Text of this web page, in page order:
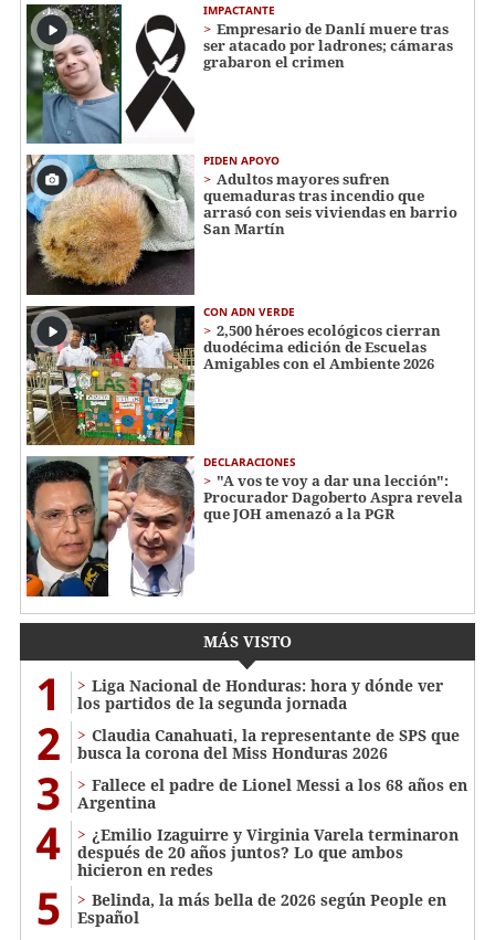
IMPACTANTE
Empresario de Danlí muere tras
ser atacado por ladrones; cámaras
grabaron el crimen
PIDEN APOYO
Adultos mayores sufren
quemaduras tras incendio que
arrasó con seis viviendas en barrio
San Martín
CON ADN VERDE
2,500 héroes ecológicos cierran
duodécima edición de Escuelas
Amigables con el Ambiente 2026
DECLARACIONES
"A vos te voy a dar una lección":
Procurador Dagoberto Aspra revela
que JOH amenazó a la PGR
MÁS VISTO
1
Liga Nacional de Honduras: hora y dónde ver
los partidos de la segunda jornada
2
Claudia Canahuati, la representante de SPS que
busca la corona del Miss Honduras 2026
3
Fallece el padre de Lionel Messi a los 68 años en
Argentina
4
¿Emilio Izaguirre y Virginia Varela terminaron
después de 20 años juntos? Lo que ambos
hicieron en redes
5
Belinda, la más bella de 2026 según People en
Español